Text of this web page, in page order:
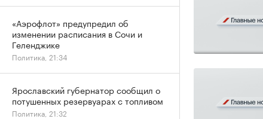
«Аэрофлот» предупредил об
изменении расписания в Сочи и
Геленджике
Политика, 21:34
Ярославский губернатор сообщил о
потушенных резервуарах с топливом
Политика, 21:32